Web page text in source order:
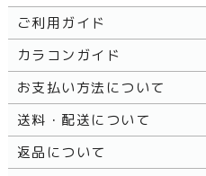
ご利用ガイド
カラコンガイド
お支払い方法について
送料・配送について
返品について